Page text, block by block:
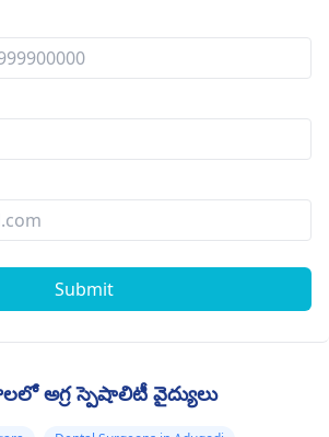
Submit
అగ్ర స్పెషాలిటీ వైద్యులు